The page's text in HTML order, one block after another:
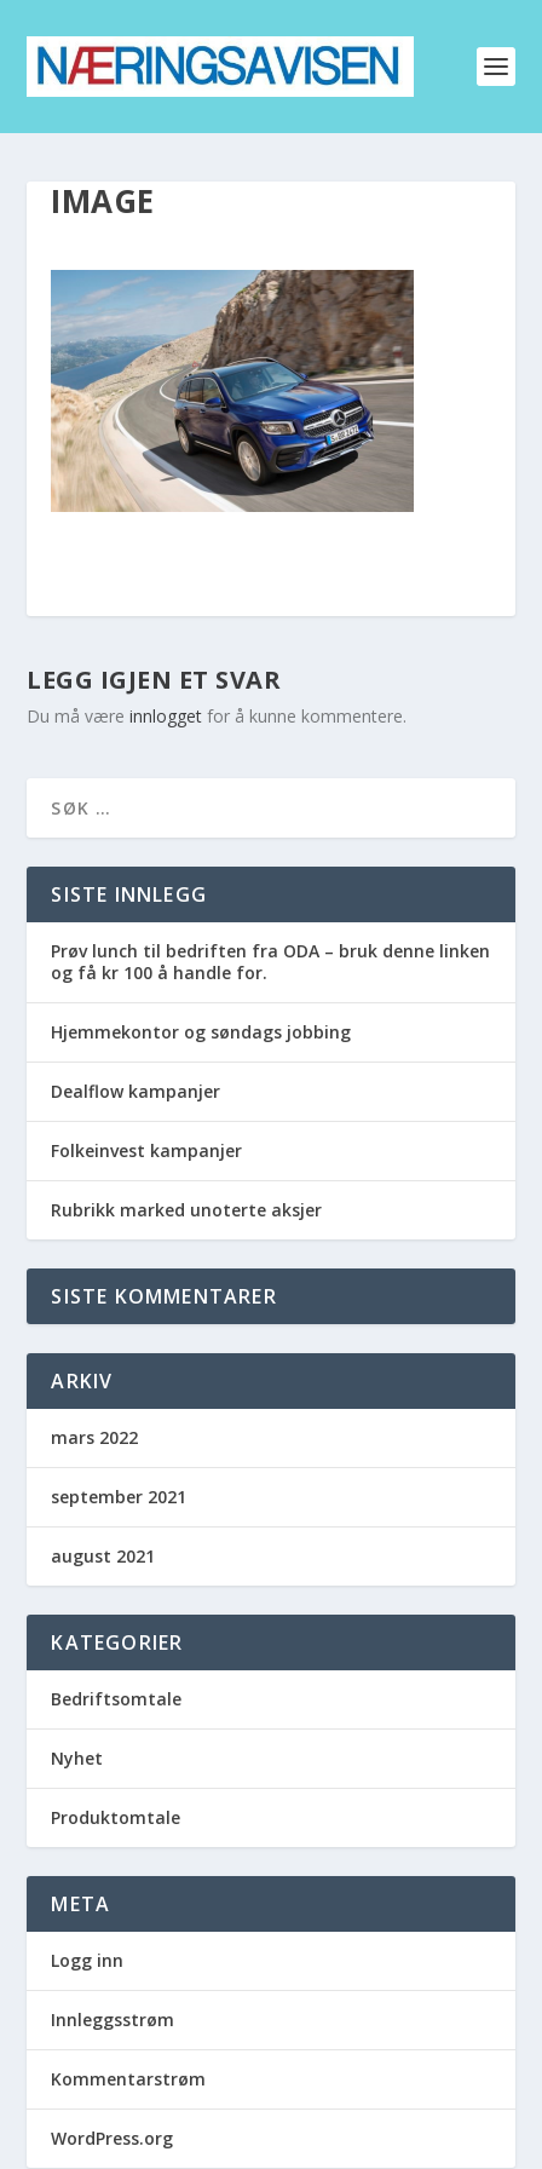
IMAGE
LEGG IGJEN ET SVAR
Du må væreinnlogget for å kunne kommentere.
SISTE INNLEGG
Prøv lunch til bedriften fra ODA – bruk denne linken
og få kr 100 å handle for.
Hjemmekontor og søndags jobbing
Dealflow kampanjer
Folkeinvest kampanjer
Rubrikk marked unoterte aksjer
SISTE KOMMENTARER
ARKIV
mars 2022
september 2021
august 2021
KATEGORIER
Bedriftsomtale
Nyhet
Produktomtale
META
Logg inn
Innleggsstrøm
Kommentarstrøm
WordPress.org